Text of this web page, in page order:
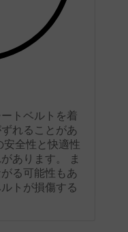
トベルトを着
れることがあ
安全性と快適性
あります。 ま
る可能性もあ
トが損傷する